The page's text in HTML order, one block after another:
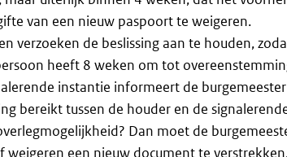
van een nieuw paspoort te weigeren.
verzoeken de beslissing aan te houden,
heeft 8 weken om tot
instantie informeert de
bereikt tussen de houder en de
Dan moet de
een nieuw document te